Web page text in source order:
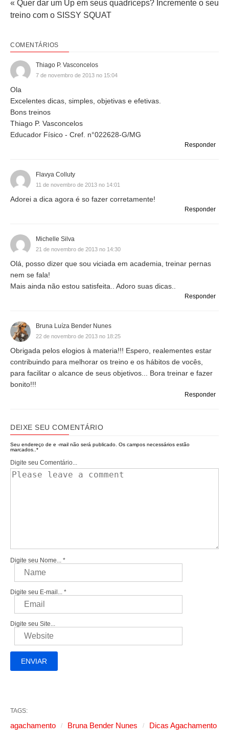
« Quer dar um Up em seus quadríceps? Incremente o seu
treino com o SISSY SQUAT
COMENTÁRIOS
Thiago P. Vasconcelos
7 de novembro de 2013 no 15:04
Ola
Excelentes dicas, simples, objetivas e efetivas.
Bons treinos
Thiago P. Vasconcelos
Educador Físico - Cref. n°022628-G/MG
Responder
Flavya Colluty
11 de novembro de 2013 no 14:01
Adorei a dica agora é so fazer corretamente!
Responder
Michelle Silva
21 de novembro de 2013 no 14:30
Olá, posso dizer que sou viciada em academia, treinar pernas
nem se fala!
Mais ainda não estou satisfeita.. Adoro suas dicas..
Responder
Bruna Luíza Bender Nunes
22 de novembro de 2013 no 18:25
Obrigada pelos elogios à materia!!! Espero, realementes estar
contribuindo para melhorar os treino e os hábitos de vocês,
para facilitar o alcance de seus objetivos... Bora treinar e fazer
bonito!!!
Responder
DEIXE SEU COMENTÁRIO
Seu endereço de e -mail não será publicado. Os campos necessários estão
marcados.. *
Digite seu Comentário...
Digite seu Nome... *
Digite seu E-mail... *
Digite seu Site...
TAGS:
agachamento Bruna Bender Nunes Dicas Agachamento